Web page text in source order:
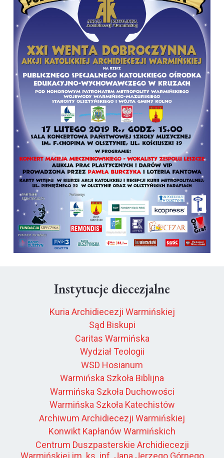
Instytucje diecezjalne
Kuria Archidiecezji Warmińskiej
Sąd Biskupi
Caritas Warmińska
Wydział Teologii
WSD Hosianum
Warmińska Szkoła Biblijna
Warmińska Szkoła Duchowości
Warmińska Szkoła Katechistów
Archiwum Archidiecezji Warmińskiej
Konwikt Kapłanów Warmińskich
Centrum Duszpasterskie Archidiecezji
Warmińskiej im. ks. inf. Jana Jerzego Górnego